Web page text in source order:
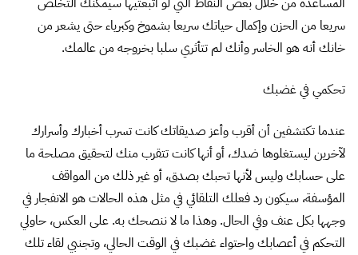
سريعا من الحزن وإكمال حياتك سريعا بشموخ وكبرياء حتى يشعر من
خانك أنه هو الخاسر وأنك لم تتأثري سلبا بخروجه من عالمك.
تحكمي في غضبك
عندما تكتشفين أن أقرب وأعز صديقاتك كانت تسرب أخبارك وأسرارك
لآخرين ليستغلوها ضدك، أو أنها كانت تتقرب منك لتحقيق مصلحة ما
على حسابك وليس لأنها تحبك بصدق، أو غير ذلك من المواقف
المؤسفة، سيكون رد فعلك التلقائي في مثل هذه الحالات هو الانفجار في
وجهها بكل عنف وفي الحال. وهذا ما لا ننصحك به. على العكس، حاولي
التحكم في أعصابك واحتواء غضبك في الوقت الحالي، وتجنبي لقاء تلك